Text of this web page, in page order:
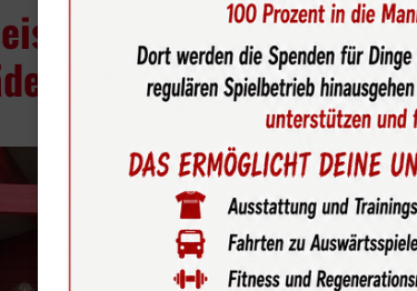
für die
der U17